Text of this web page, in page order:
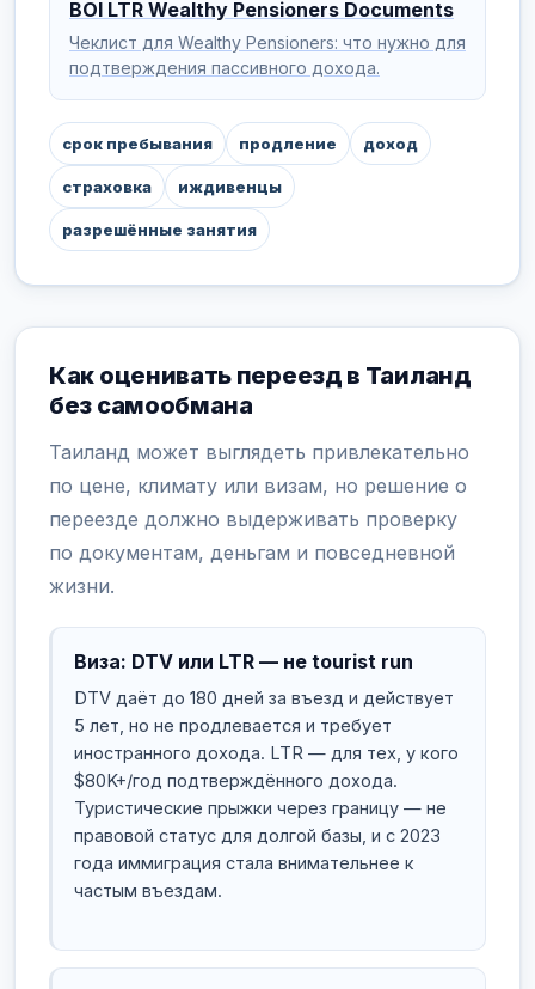
BOI LTR Wealthy Pensioners Documents
Чеклист для Wealthy Pensioners: что нужно для
подтверждения пассивного дохода.
срок пребывания продление доход
страховка иждивенцы
разрешённые занятия
Как оценивать переезд в Таиланд
без самообмана
Таиланд может выглядеть привлекательно
по цене, климату или визам, но решение о
переезде должно выдерживать проверку
по документам, деньгам и повседневной
жизни.
Виза: DTV или LTR — не tourist run
DTV даёт до 180 дней за въезд и действует
5 лет, но не продлевается и требует
иностранного дохода. LTR — для тех, у кого
$80K+/год подтверждённого дохода.
Туристические прыжки через границу — не
правовой статус для долгой базы, и с 2023
года иммиграция стала внимательнее к
частым въездам.